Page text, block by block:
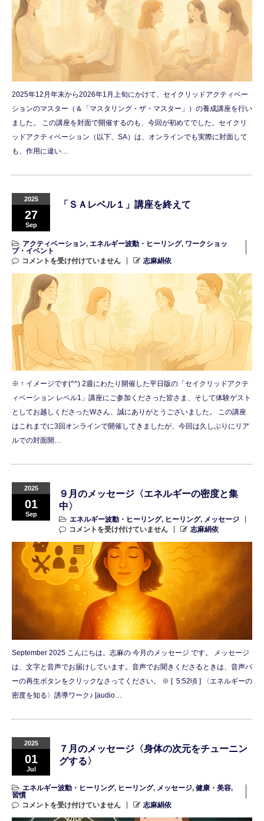
2025年12月年末から2026年1月上旬にかけて、セイクリッドアクティベー
ションのマスター（＆「マスタリング・ザ・マスター」）の養成講座を行い
ました。 この講座を対面で開催するのも、今回が初めてでした。セイクリ
ッドアクティベーション（以下、SA）は、オンラインでも実際に対面して
も、作用に違い…
2025
27
Sep
「ＳＡレベル１」講座を終えて
アクティベーション, エネルギー波動・ヒーリング, ワークショッ
プ・イベント
コメントを受け付けていません
志麻絹依
※ ↑ イメージです(^^) 2週にわたり開催した平日版の「セイクリッドアクテ
ィベーション レベル1」講座にご参加くださった皆さま、そして体験ゲスト
としてお越しくださったWさん、誠にありがとうございました。 この講座
はこれまでに3回オンラインで開催してきましたが、今回は久しぶりにリア
ルでの対面開…
2025
01
Sep
９月のメッセージ〈エネルギーの密度と集
中〉
エネルギー波動・ヒーリング, ヒーリング, メッセージ
コメントを受け付けていません
志麻絹依
September 2025 こんにちは。志麻の 今月のメッセージ です。 メッセージ
は、文字と音声でお届けしています。音声でお聞きくださるときは、音声バ
ーの再生ボタンをクリックなさってください。 ※ [ 5:52頃 ] 〈エネルギーの
密度を知る〉誘導ワーク♪ [audio…
2025
01
Jul
７月のメッセージ〈身体の次元をチューニン
グする〉
エネルギー波動・ヒーリング, ヒーリング, メッセージ, 健康・美容,
習慣
コメントを受け付けていません
志麻絹依